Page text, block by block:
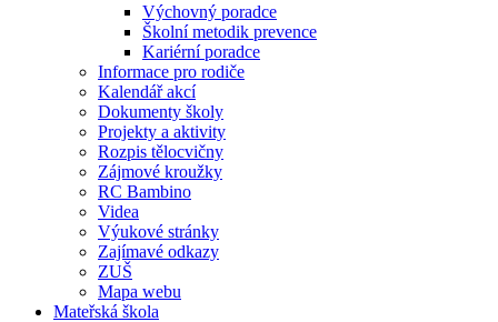
Výchovný poradce
Školní metodik prevence
Kariérní poradce
Informace pro rodiče
Kalendář akcí
Dokumenty školy
Projekty a aktivity
Rozpis tělocvičny
Zájmové kroužky
RC Bambino
Videa
Výukové stránky
Zajímavé odkazy
ZUŠ
Mapa webu
Mateřská škola